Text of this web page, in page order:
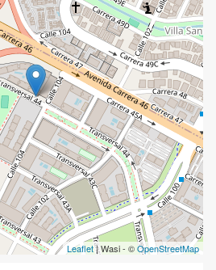
Leaflet| Wasi - ©OpenStreetMap